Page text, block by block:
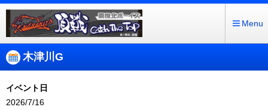
Menu
木津川G
イベント日
2026/7/16